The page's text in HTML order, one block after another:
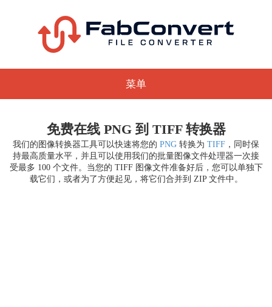
菜单
免费在线 PNG 到 TIFF 转换器
我们的图像转换器工具可以快速将您的 PNG 转换为 TIFF ，同时保
持最高质量水平，并且可以使用我们的批量图像文件处理器一次接
受最多 100 个文件。当您的 TIFF 图像文件准备好后，您可以单独下
载它们，或者为了方便起见，将它们合并到 ZIP 文件中。